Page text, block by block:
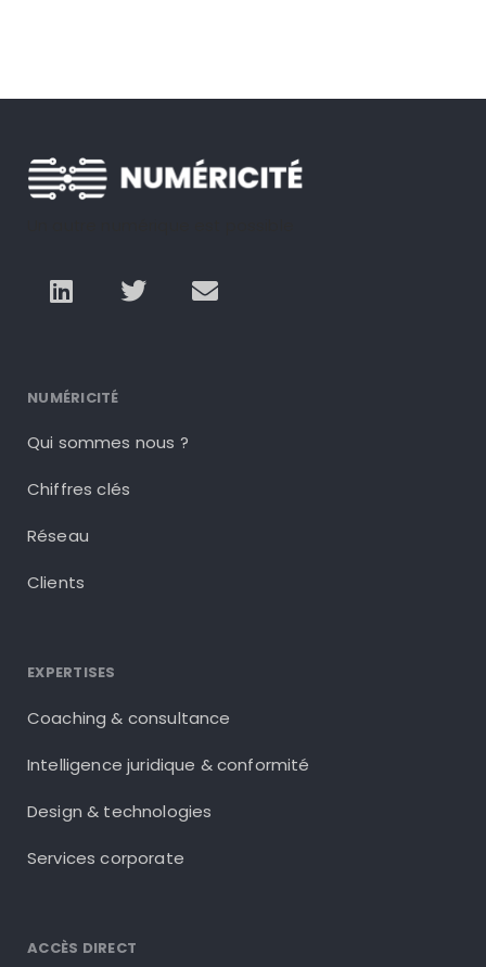
NUMÉRICITÉ
Qui sommes nous ?
Chiffres clés
Réseau
Clients
EXPERTISES
Coaching & consultance
Intelligence juridique & conformité
Design & technologies
Services corporate
ACCÈS DIRECT